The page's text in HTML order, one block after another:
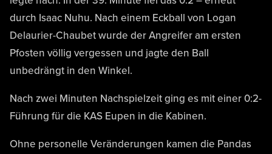
durch Isaac Nuhu. Nach einem Eckball von Logan
Delaurier-Chaubet wurde der Angreifer am ersten
Pfosten völlig vergessen und jagte den Ball
unbedrängt in den Winkel.
Nach zwei Minuten Nachspielzeit ging es mit einer 0:2-
Führung für die KAS Eupen in die Kabinen.
Ohne personelle Veränderungen kamen die Pandas